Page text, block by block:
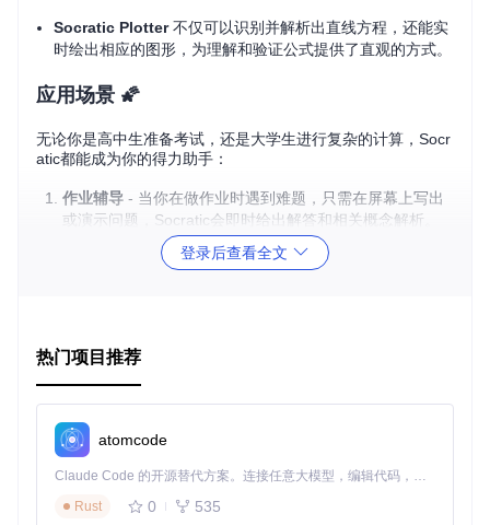
Socratic Plotter不仅可以识别并解析出直线方程，还能实
时绘出相应的图形，为理解和验证公式提供了直观的方式。
应用场景 🌠
无论你是高中生准备考试，还是大学生进行复杂的计算，Socr
atic都能成为你的得力助手：
作业辅导 - 当你在做作业时遇到难题，只需在屏幕上写出
或演示问题，Socratic会即时给出解答和相关概念解析。
- 利用Socratic Plotter画出函数图像，加深对代
数和几何的理解。
交互性强
可操作。
层次的学习需求。
便捷使用
- 简单安装，通过命令行轻松启动，快速上手。
登录后查看全文
热门项目推荐
atomcode
Claude Code 的开源替代方案。连接任意大模型，编辑代码，运行命令，自动验证 — 全自动执行。用 Rust 构建，极致性能。 ｜ An open-source alternative to Claude Code. Connect any LLM, edit code, run commands, and verify changes — autonomously. Built in Rust for speed. Get Started
Rust
0 535